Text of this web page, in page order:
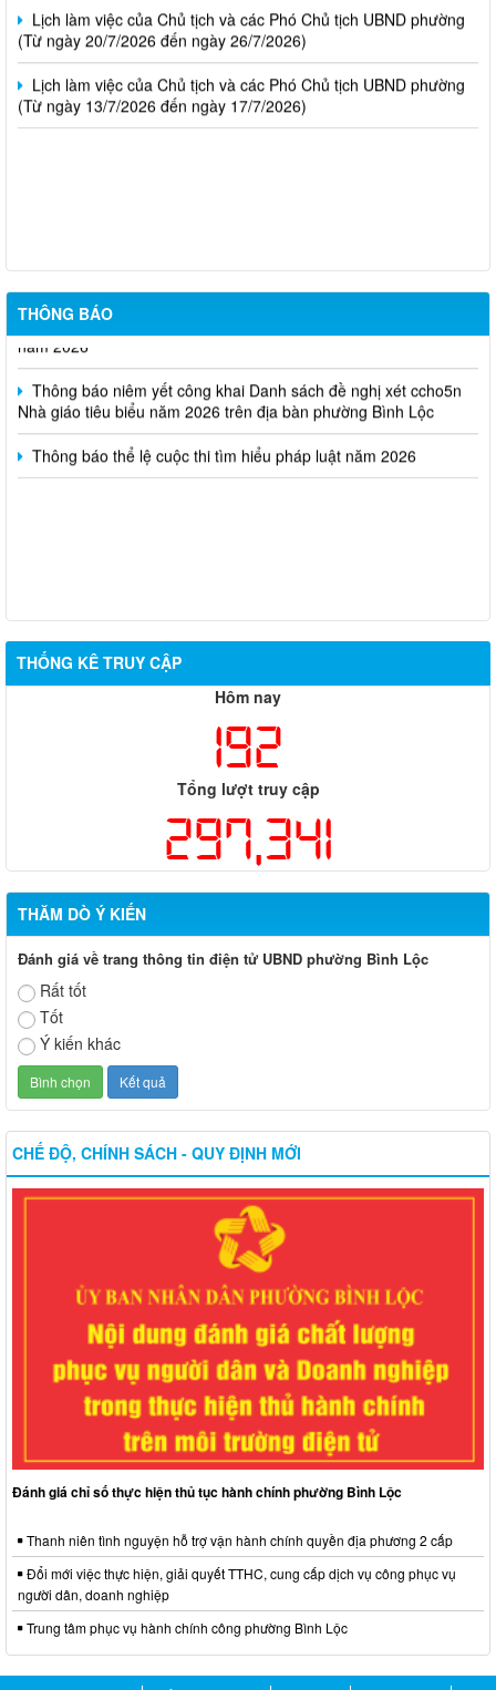
Lịch làm việc của Chủ tịch và các Phó Chủ tịch UBND phường
(Từ ngày 20/7/2026 đến ngày 26/7/2026)
Lịch làm việc của Chủ tịch và các Phó Chủ tịch UBND phường
(Từ ngày 13/7/2026 đến ngày 17/7/2026)
THÔNG BÁO
Thông báo triệu tập thi sinh đủ điều kiện dư thi vòng 2 kỳ tuyển
dụng viên chức Trung tâm Dịch vụ tổng hợp phường Bình Lộc
năm 2026
Thông báo niêm yết công khai Danh sách đề nghị xét ccho5n
Nhà giáo tiêu biểu năm 2026 trên địa bàn phường Bình Lộc
Thông báo thể lệ cuộc thi tìm hiểu pháp luật năm 2026
THỐNG KÊ TRUY CẬP
Hôm nay
192
Tổng lượt truy cập
297,341
THĂM DÒ Ý KIẾN
Đánh giá về trang thông tin điện tử UBND phường Bình Lộc
Rất tốt
Tốt
Ý kiến khác
CHẾ ĐỘ, CHÍNH SÁCH - QUY ĐỊNH MỚI
Đánh giá chỉ số thực hiện thủ tục hành chính phường Bình Lộc
Thanh niên tình nguyện hỗ trợ vận hành chính quyền địa phương 2 cấp
Đổi mới việc thực hiện, giải quyết TTHC, cung cấp dịch vụ công phục vụ
người dân, doanh nghiệp
Trung tâm phục vụ hành chính công phường Bình Lộc